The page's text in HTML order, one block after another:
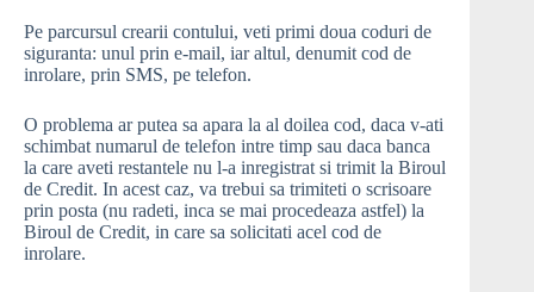
Pe parcursul crearii contului, veti primi doua coduri de
siguranta: unul prin e-mail, iar altul, denumit cod de
inrolare, prin SMS, pe telefon.
O problema ar putea sa apara la al doilea cod, daca v-ati
schimbat numarul de telefon intre timp sau daca banca
la care aveti restantele nu l-a inregistrat si trimit la Biroul
de Credit. In acest caz, va trebui sa trimiteti o scrisoare
prin posta (nu radeti, inca se mai procedeaza astfel) la
Biroul de Credit, in care sa solicitati acel cod de
inrolare.